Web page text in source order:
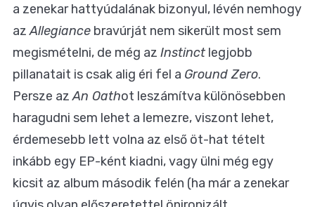
a zenekar hattyúdalának bizonyul, lévén nemhogy
azAllegiance bravúrját nem sikerült most sem
megismételni, de még az Instinct legjobb
pillanatait is csak alig éri fel a Ground Zero.
Persze azAn Oathot leszámítva különösebben
haragudni sem lehet a lemezre, viszont lehet,
érdemesebb lett volna az első öt-hat tételt
inkább egy EP-ként kiadni, vagy ülni még egy
kicsit az album második felén (ha már a zenekar